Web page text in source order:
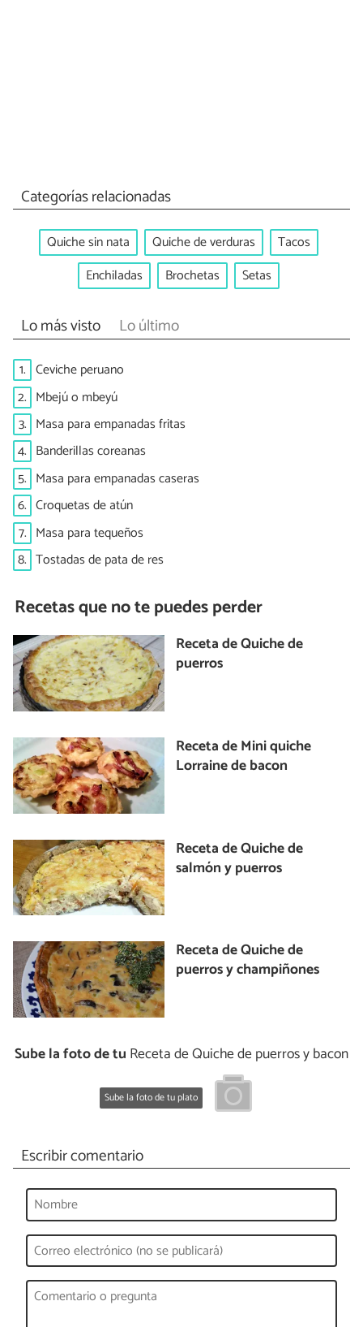
Categorías relacionadas
Quiche sin nata Quiche de verduras
Tacos
Enchiladas
Brochetas Setas
Lo más visto Lo último
1. Ceviche peruano
2. Mbejú o mbeyú
3. Masa para empanadas fritas
4. Banderillas coreanas
5. Masa para empanadas caseras
6. Croquetas de atún
7. Masa para tequeños
8. Tostadas de pata de res
Recetas que no te puedes perder
Receta de Quiche de
puerros
Receta de Mini quiche
Lorraine de bacon
Receta de Quiche de
salmón y puerros
Receta de Quiche de
puerros y champiñones
Sube la foto de tu Receta de Quiche de puerros y bacon
Sube la foto de tu plato
Escribir comentario